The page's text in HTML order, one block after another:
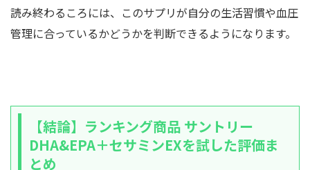
読み終わるころには、このサプリが自分の生活習慣や血圧
管理に合っているかどうかを判断できるようになります。
【結論】ランキング商品 サントリー
DHA&EPA＋セサミンEXを試した評価ま
とめ